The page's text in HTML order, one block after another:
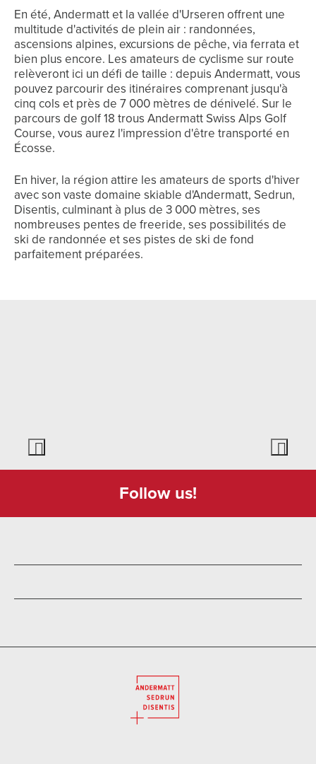
En été, Andermatt et la vallée d'Urseren offrent une
multitude d'activités de plein air : randonnées,
ascensions alpines, excursions de pêche, via ferrata et
bien plus encore. Les amateurs de cyclisme sur route
relèveront ici un défi de taille : depuis Andermatt, vous
pouvez parcourir des itinéraires comprenant jusqu'à
cinq cols et près de 7 000 mètres de dénivelé. Sur le
parcours de golf 18 trous Andermatt Swiss Alps Golf
Course, vous aurez l'impression d'être transporté en
Écosse.
En hiver, la région attire les amateurs de sports d'hiver
avec son vaste domaine skiable d'Andermatt, Sedrun,
Disentis, culminant à plus de 3 000 mètres, ses
nombreuses pentes de freeride, ses possibilités de
ski de randonnée et ses pistes de ski de fond
parfaitement préparées.
Follow us!